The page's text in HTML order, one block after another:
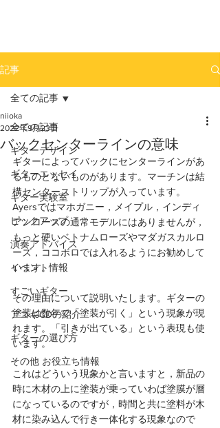
記事
全ての記事
ギターデザイン
ギターエッセイ
ギター実験室
ピックアップ
演奏アドバイス
イベント情報
すごいギター
アコギCDの紹介
ギターの選び方
その他 お役立ち情報
全ての記事
バックセンターラインの意味
niioka
2022年9月23日
ギターによってバックにセンターラインがあ
るものとないものがあります。マーチンは結
構センターストリップが入っています。
Ayersではマホガニー，メイプル，インディ
アンローズの通常モデルにはありませんが，
もっと硬いベトナムローズやマダガスカルロ
ーズ，ココボロでは入れるようにお勧めして
います。
その理由について説明いたします。ギターの
塗装は数年で「塗装が引く」という現象が現
れます。「引きが出ている」という表現も使
います。
これはどういう現象かと言いますと，新品の
時に木材の上に塗装が乗っていわば塗膜が層
になっているのですが，時間と共に塗料が木
材に染み込んで行き一体化する現象なので